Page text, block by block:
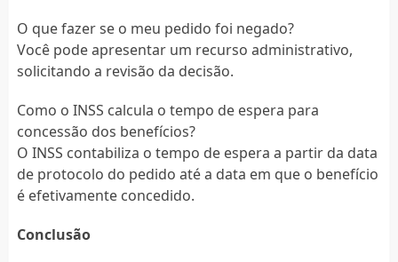
O que fazer se o meu pedido foi negado?
Você pode apresentar um recurso administrativo,
solicitando a revisão da decisão.
Como o INSS calcula o tempo de espera para
concessão dos benefícios?
O INSS contabiliza o tempo de espera a partir da data
de protocolo do pedido até a data em que o benefício
é efetivamente concedido.
Conclusão